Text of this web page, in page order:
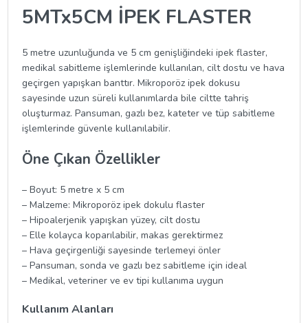
5MTx5CM İPEK FLASTER
5 metre uzunluğunda ve 5 cm genişliğindeki ipek flaster,
medikal sabitleme işlemlerinde kullanılan, cilt dostu ve hava
geçirgen yapışkan banttır. Mikroporöz ipek dokusu
sayesinde uzun süreli kullanımlarda bile ciltte tahriş
oluşturmaz. Pansuman, gazlı bez, kateter ve tüp sabitleme
işlemlerinde güvenle kullanılabilir.
Öne Çıkan Özellikler
– Boyut: 5 metre x 5 cm
– Malzeme: Mikroporöz ipek dokulu flaster
– Hipoalerjenik yapışkan yüzey, cilt dostu
– Elle kolayca koparılabilir, makas gerektirmez
– Hava geçirgenliği sayesinde terlemeyi önler
– Pansuman, sonda ve gazlı bez sabitleme için ideal
– Medikal, veteriner ve ev tipi kullanıma uygun
Kullanım Alanları